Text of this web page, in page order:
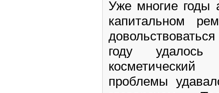
Уже многие годы
капитальном
году удалось
проблемы